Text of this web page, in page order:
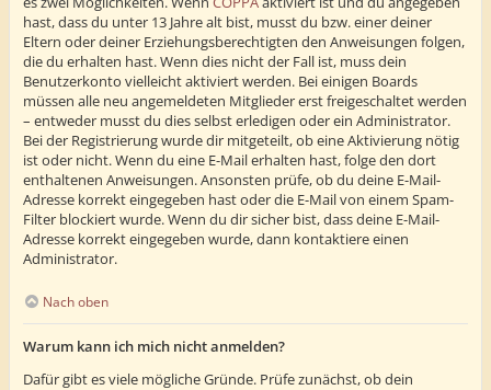
hast, dass du unter 13 Jahre alt bist, musst du bzw. einer deiner
Eltern oder deiner Erziehungsberechtigten den Anweisungen folgen,
die du erhalten hast. Wenn dies nicht der Fall ist, muss dein
Benutzerkonto vielleicht aktiviert werden. Bei einigen Boards
müssen alle neu angemeldeten Mitglieder erst freigeschaltet werden
– entweder musst du dies selbst erledigen oder ein Administrator.
Bei der Registrierung wurde dir mitgeteilt, ob eine Aktivierung nötig
ist oder nicht. Wenn du eine E-Mail erhalten hast, folge den dort
enthaltenen Anweisungen. Ansonsten prüfe, ob du deine E-Mail-
Adresse korrekt eingegeben hast oder die E-Mail von einem Spam-
Filter blockiert wurde. Wenn du dir sicher bist, dass deine E-Mail-
Adresse korrekt eingegeben wurde, dann kontaktiere einen
Administrator.
Nach oben
Warum kann ich mich nicht anmelden?
Dafür gibt es viele mögliche Gründe. Prüfe zunächst, ob dein